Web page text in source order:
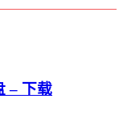
– 下载